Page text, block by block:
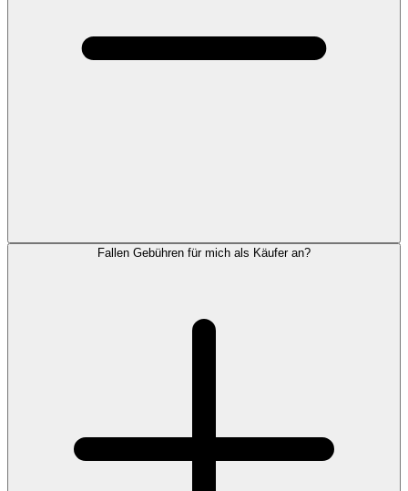
Fallen Gebühren für mich als Käufer an?